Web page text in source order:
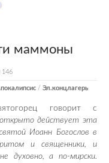
маммоны
146
/ Эл.концлагерь
говорит с
действует эта
Иоанн Богослов в
и священники, и
духовно, а по-мирски.